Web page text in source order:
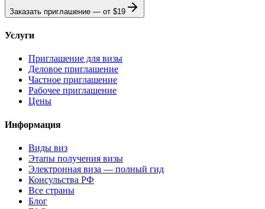
Заказать приглашение — от $19
Услуги
Приглашение для визы
Деловое приглашение
Частное приглашение
Рабочее приглашение
Цены
Информация
Виды виз
Этапы получения визы
Электронная виза — полный гид
Консульства РФ
Все страны
Блог